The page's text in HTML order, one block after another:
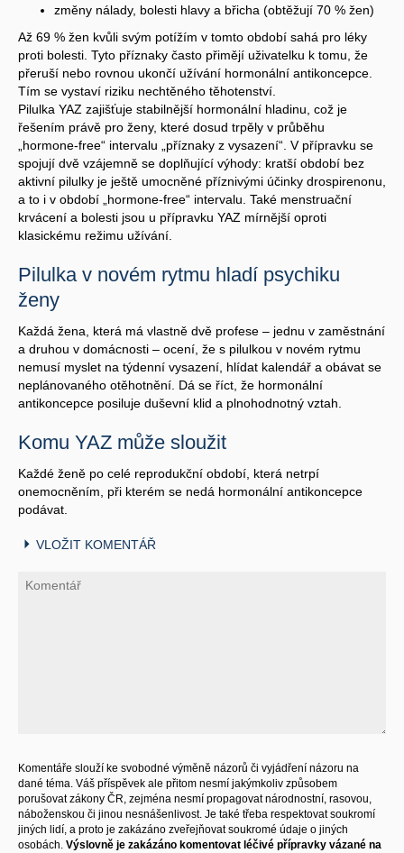
změny nálady, bolesti hlavy a břicha (obtěžují 70 % žen)
Až 69 % žen kvůli svým potížím v tomto období sahá pro léky
proti bolesti. Tyto příznaky často přimějí uživatelku k tomu, že
přeruší nebo rovnou ukončí užívání hormonální antikoncepce.
Tím se vystaví riziku nechtěného těhotenství.
Pilulka YAZ zajišťuje stabilnější hormonální hladinu, což je
řešením právě pro ženy, které dosud trpěly v průběhu
„hormone-free“ intervalu „příznaky z vysazení“. V přípravku se
spojují dvě vzájemně se doplňující výhody: kratší období bez
aktivní pilulky je ještě umocněné příznivými účinky drospirenonu,
a to i v období „hormone-free“ intervalu. Také menstruační
krvácení a bolesti jsou u přípravku YAZ mírnější oproti
klasickému režimu užívání.
Pilulka v novém rytmu hladí psychiku
ženy
Každá žena, která má vlastně dvě profese – jednu v zaměstnání
a druhou v domácnosti – ocení, že s pilulkou v novém rytmu
nemusí myslet na týdenní vysazení, hlídat kalendář a obávat se
neplánovaného otěhotnění. Dá se říct, že hormonální
antikoncepce posiluje duševní klid a plnohodnotný vztah.
Komu YAZ může sloužit
Každé ženě po celé reprodukční období, která netrpí
onemocněním, při kterém se nedá hormonální antikoncepce
podávat.
VLOŽIT KOMENTÁŘ
Komentáře slouží ke svobodné výměně názorů či vyjádření názoru na
dané téma. Váš příspěvek ale přitom nesmí jakýmkoliv způsobem
porušovat zákony ČR, zejména nesmí propagovat národnostní, rasovou,
náboženskou či jinou nesnášenlivost. Je také třeba respektovat soukromí
jiných lidí, a proto je zakázáno zveřejňovat soukromé údaje o jiných
osobách. Výslovně je zakázáno komentovat léčivé přípravky vázané na